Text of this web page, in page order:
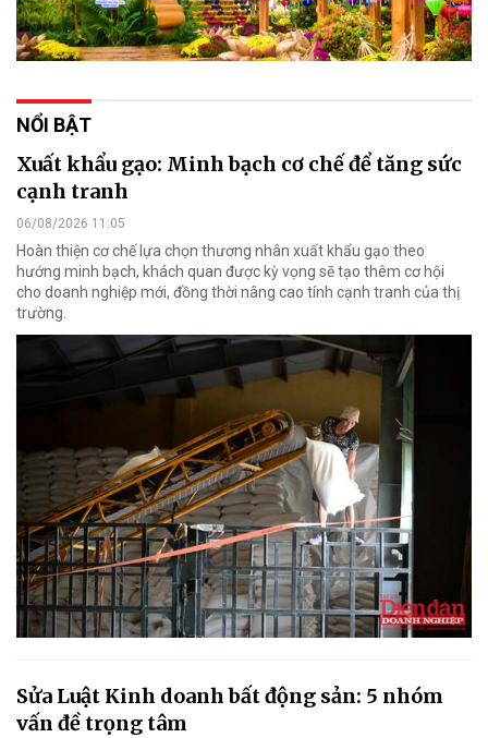
NỔI BẬT
Xuất khẩu gạo: Minh bạch cơ chế để tăng sức
cạnh tranh
06/08/2026 11:05
Hoàn thiện cơ chế lựa chọn thương nhân xuất khẩu gạo theo
hướng minh bạch, khách quan được kỳ vọng sẽ tạo thêm cơ hội
cho doanh nghiệp mới, đồng thời nâng cao tính cạnh tranh của thị
trường.
Sửa Luật Kinh doanh bất động sản: 5 nhóm
vấn đề trọng tâm